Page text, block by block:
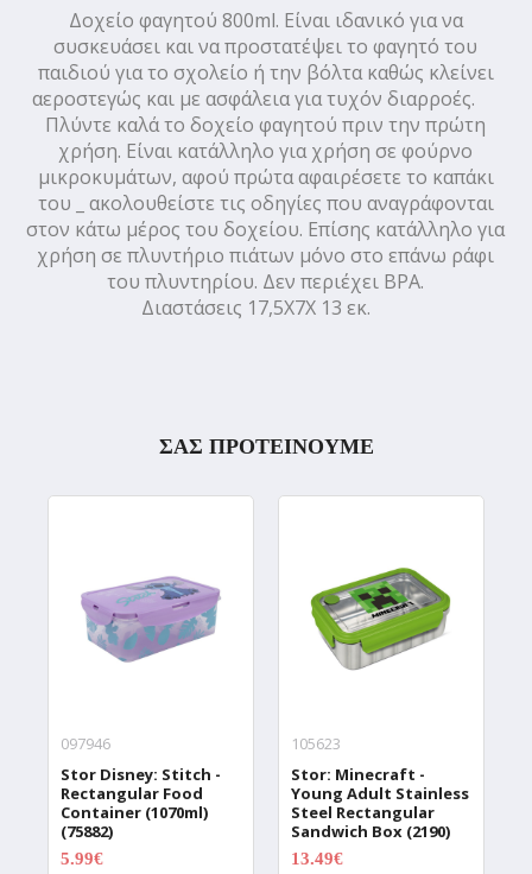
Δοχείο φαγητού 800ml. Eίναι ιδανικό για να
συσκευάσει και να προστατέψει το φαγητό του
παιδιού για το σχολείο ή την βόλτα καθώς κλείνει
αεροστεγώς και με ασφάλεια για τυχόν διαρροές.
Πλύντε καλά το δοχείο φαγητού πριν την πρώτη
χρήση. Είναι κατάλληλο για χρήση σε φούρνο
μικροκυμάτων, αφού πρώτα αφαιρέσετε το καπάκι
του _ ακολουθείστε τις οδηγίες που αναγράφονται
στον κάτω μέρος του δοχείου. Επίσης κατάλληλο για
χρήση σε πλυντήριο πιάτων μόνο στο επάνω ράφι
του πλυντηρίου. Δεν περιέχει BPA.
Διαστάσεις 17,5X7X 13 εκ.
ΣΑΣ ΠΡΟΤΕΙΝΟΥΜΕ
097946
Stor Disney: Stitch -
Rectangular Food
Container (1070ml)
(75882)
5.99€
105623
Stor: Minecraft -
Young Adult Stainless
Steel Rectangular
Sandwich Box (2190)
13.49€